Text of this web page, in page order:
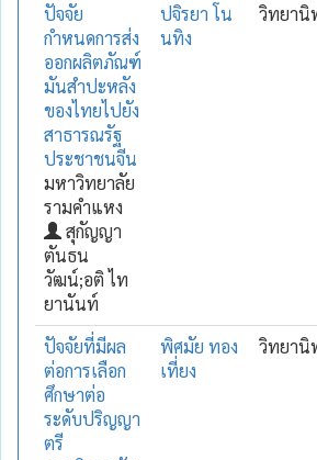
ปัจจัย
กำหนดการส่ง
ออกผลิตภัณฑ์
มันสำปะหลัง
ของไทยไปยัง
สาธารณรัฐ
ประชาชนจีน
มหาวิทยาลัย
รามคำแหง
สุกัญญา
ตันธน
วัฒน์;อติ ไท
ยานันท์
ปจิรยา โน
นทิง
วิทยานิ
ปัจจัยที่มีผล
ต่อการเลือก
ศึกษาต่อ
ระดับปริญญา
ตรี
พิศมัย ทอง
เที่ยง
วิทยานิ